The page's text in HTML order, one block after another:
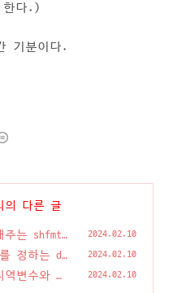
한다.)
기분이다.
의 다른 글
주는 shfmt 2024.02.10
정하는 do
2024.02.10
변수와 전
2024.02.10